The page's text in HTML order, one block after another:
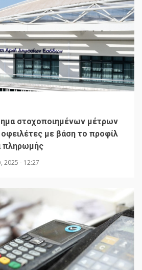
στοχοποιημένων μέτρων
με βάση το προφίλ
πληρωμής
2025 - 12:27